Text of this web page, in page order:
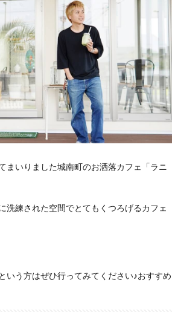
まいりました城南町のお洒落カフェ「ラニ
洗練された空間でとてもくつろげるカフェ
いう方はぜひ行ってみてください♪おすすめ